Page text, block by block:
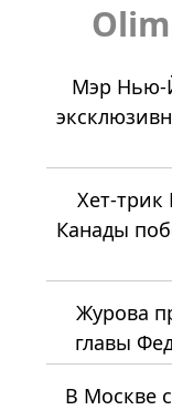
Мэр Нью-
Хет-
Канады
Журова
главы
В Москве